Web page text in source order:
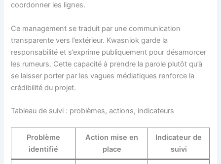
coordonner les lignes.
Ce management se traduit par une communication
transparente vers l’extérieur. Kwasniok garde la
responsabilité et s’exprime publiquement pour désamorcer
les rumeurs. Cette capacité à prendre la parole plutôt qu’à
se laisser porter par les vagues médiatiques renforce la
crédibilité du projet.
Tableau de suivi : problèmes, actions, indicateurs
Problème
identifié
Action mise en
place
Indicateur de
suivi